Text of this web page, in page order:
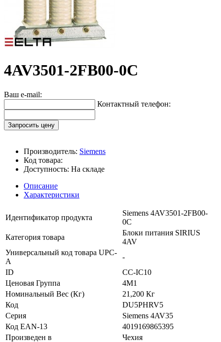
4AV3501-2FB00-0C
Ваш e-mail:
Контактный телефон:
Запросить цену
Производитель: Siemens
Код товара:
Доступность: На складе
Описание
Характеристики
Идентификатор продукта
Siemens 4AV3501-2FB00-
0C
Категория товара
Блоки питания SIRIUS
4AV
Универсальный код товара UPC-
A
-
ID
CC-IC10
Ценовая Группа
4M1
Номинальный Вес (Кг)
21,200 Кг
Код
DU5PHRV5
Серия
Siemens 4AV35
Код EAN-13
4019169865395
Произведен в
Чехия